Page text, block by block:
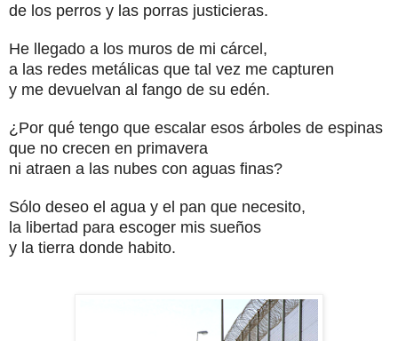
de los perros y las porras justicieras.
He llegado a los muros de mi cárcel,
a las redes metálicas que tal vez me capturen
y me devuelvan al fango de su edén.
¿Por qué tengo que escalar esos árboles de espinas
que no crecen en primavera
ni atraen a las nubes con aguas finas?
Sólo deseo el agua y el pan que necesito,
la libertad para escoger mis sueños
y la tierra donde habito.